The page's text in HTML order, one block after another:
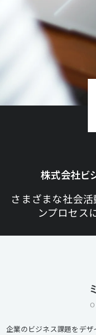
株式会社ビ
さまざまな社会
ンプロセス
企業のビジネス課題をデ